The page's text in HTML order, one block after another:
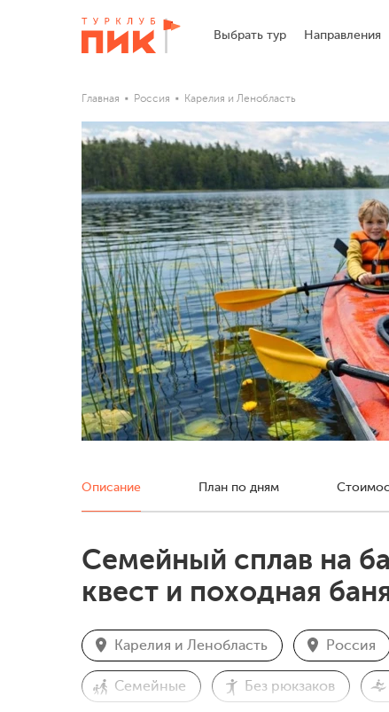
Выбрать тур Направления
Главная Россия Карелия и Ленобласть
Описание План по дням
Семейный сплав на
квест и походная
Карелия и Ленобласть Россия
Семейные Без рюкзаков